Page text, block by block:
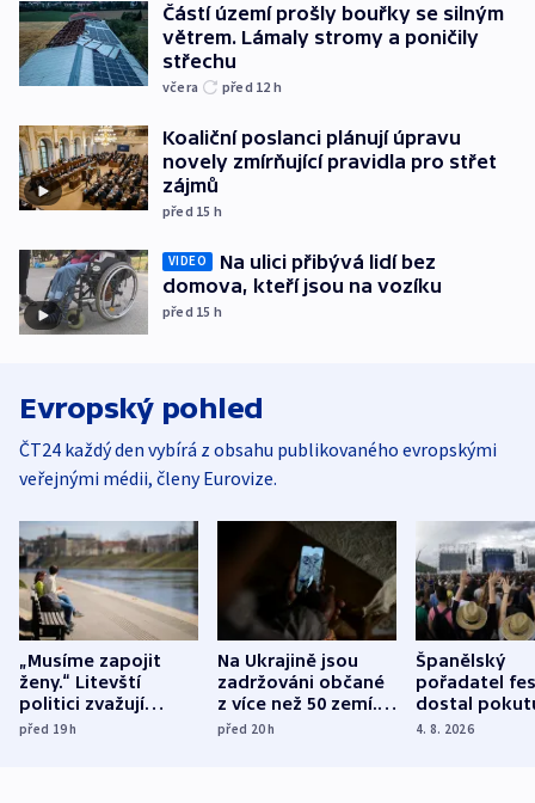
Částí území prošly bouřky se silným
větrem. Lámaly stromy a poničily
střechu
včera před 12 h
Koaliční poslanci plánují úpravu
novely zmírňující pravidla pro střet
zájmů
před 15 h
VIDEO
Na ulici přibývá lidí bez
domova, kteří jsou na vozíku
před 15 h
Evropský pohled
ČT24 každý den vybírá z obsahu publikovaného evropskými
veřejnými médii, členy Eurovize.
„Musíme zapojit
ženy.“ Litevští
politici zvažují
dohodu o
před 19h
Na Ukrajině jsou
zadržováni občané
z více než 50 zemí.
Bojovali na straně
před 20h
Španělský
pořadatel
dostal
nekalé
4. 8. 2026